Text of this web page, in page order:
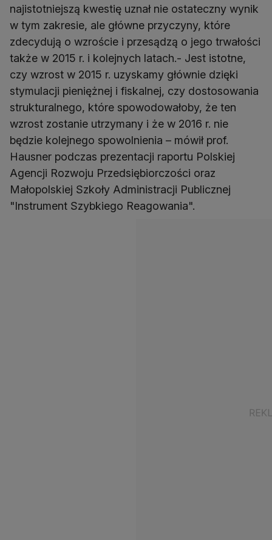
najistotniejszą kwestię uznał nie ostateczny wynik
w tym zakresie, ale główne przyczyny, które
zdecydują o wzroście i przesądzą o jego trwałości
także w 2015 r. i kolejnych latach.- Jest istotne,
czy wzrost w 2015 r. uzyskamy głównie dzięki
stymulacji pieniężnej i fiskalnej, czy dostosowania
strukturalnego, które spowodowałoby, że ten
wzrost zostanie utrzymany i że w 2016 r. nie
będzie kolejnego spowolnienia – mówił prof.
Hausner podczas prezentacji raportu Polskiej
Agencji Rozwoju Przedsiębiorczości oraz
Małopolskiej Szkoły Administracji Publicznej
"Instrument Szybkiego Reagowania".